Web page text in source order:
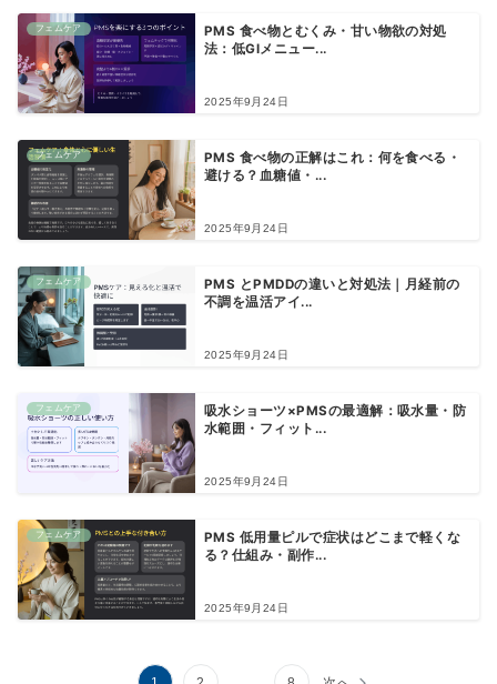
フェムケア
PMS 食べ物とむくみ・甘い物欲の対処
法：低GIメニュー...
2025年9月24日
フェムケア
PMS 食べ物の正解はこれ：何を食べる・
避ける？血糖値・...
2025年9月24日
フェムケア
PMS とPMDDの違いと対処法｜月経前の
不調を温活アイ...
2025年9月24日
フェムケア
吸水ショーツ×PMSの最適解：吸水量・防
水範囲・フィット...
2025年9月24日
フェムケア
PMS 低用量ピルで症状はどこまで軽くな
る？仕組み・副作...
2025年9月24日